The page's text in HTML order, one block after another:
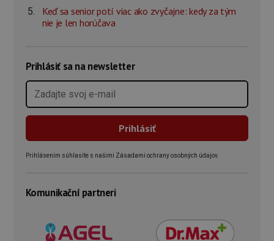
Keď sa senior potí viac ako zvyčajne: kedy za tým
nie je len horúčava
Prihlásiť sa na newsletter
Prihlásením súhlasíte s našimi Zásadami ochrany osobných údajov.
Komunikační partneri